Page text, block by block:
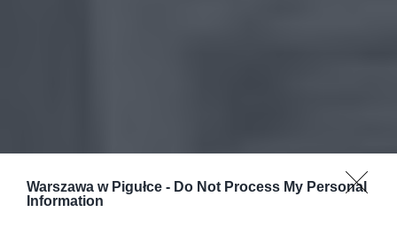
Warszawa w Pigułce - Do Not Process My Personal
Information